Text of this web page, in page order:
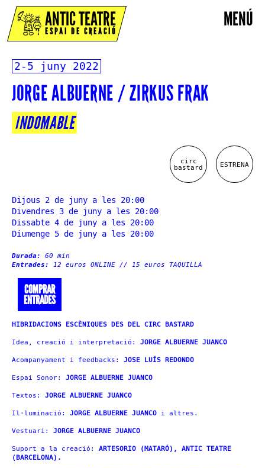
MENÚ
ANTIC TEATRE
ESPAI DE CREACIÓ
2-5 juny 2022
JORGE ALBUERNE / ZIRKUS FRAK
INDOMABLE
ESTRENA
circ
bastard
Dijous 2 de juny a les 20:00
Divendres 3 de juny a les 20:00
Dissabte 4 de juny a les 20:00
Diumenge 5 de juny a les 20:00
Durada: 60 min
Entrades: 12 euros ONLINE // 15 euros TAQUILLA
COMPRAR
ENTRADES
HIBRIDACIONS ESCÈNIQUES DES DEL CIRC BASTARD
Idea, creació i interpretació: JORGE ALBUERNE JUANCO
Acompanyament i feedbacks: JOSE LUÍS REDONDO
Espai Sonor: JORGE ALBUERNE JUANCO
Textos: JORGE ALBUERNE JUANCO
Il·luminació: JORGE ALBUERNE JUANCO i altres.
Vestuari: JORGE ALBUERNE JUANCO
Suport a la creació: ARTESORIO (MATARÓ), ANTIC TEATRE
(BARCELONA).